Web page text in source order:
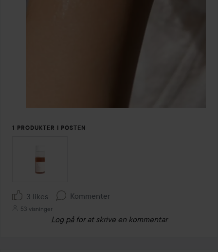
1 PRODUKTER I POSTEN
3 likes Kommenter
53 visninger
Log på for at skrive en kommentar